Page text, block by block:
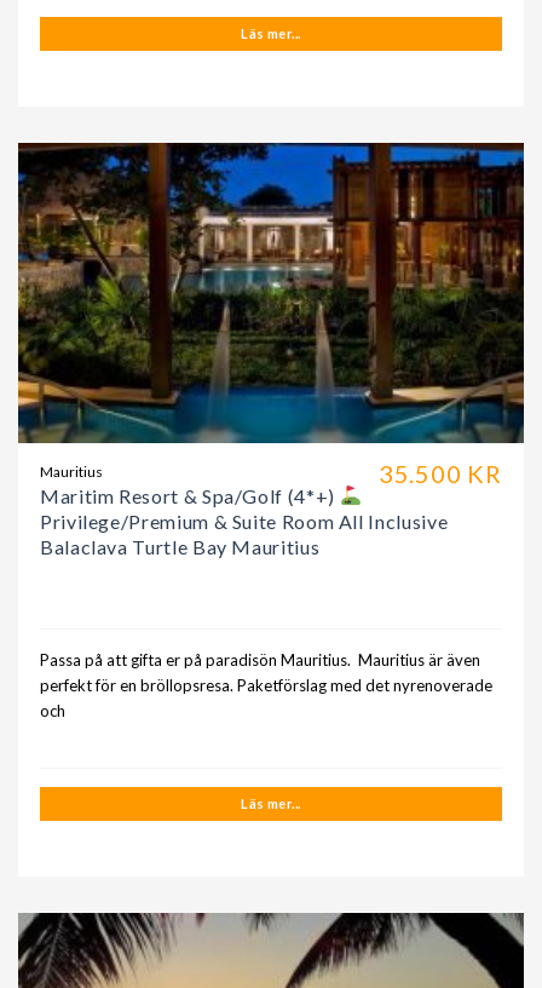
Läs mer...
35.500 KR
Mauritius
Maritim Resort & Spa/Golf (4*+)
Privilege/Premium & Suite Room All Inclusive
Balaclava Turtle Bay Mauritius
Passa på att gifta er på paradisön Mauritius. Mauritius är även
perfekt för en bröllopsresa. Paketförslag med det nyrenoverade
och
Läs mer...